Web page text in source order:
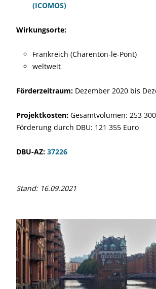
(ICOMOS)
Wirkungsorte:
Frankreich (Charenton-le-Pont)
weltweit
Förderzeitraum: Dezember 2020 bis
Projektkosten: Gesamtvolumen: 253
Förderung durch DBU: 121 355 Euro
DBU-AZ: 37226
Stand: 16.09.2021